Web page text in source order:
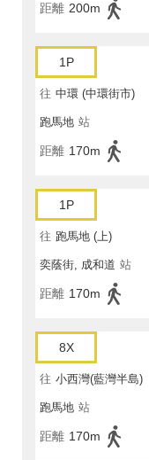
距離 200m
1P
往 中環 (中環街市)
跑馬地 站
距離 170m
1P
往 跑馬地 (上)
奕蔭街, 成和道 站
距離 170m
8X
往 小西灣(藍灣半島)
跑馬地 站
距離 170m